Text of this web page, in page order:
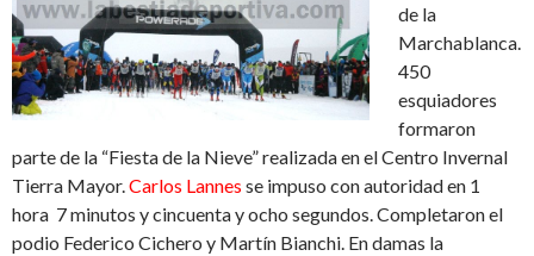
de la
Marchablanca.
450
esquiadores
formaron
parte de la “Fiesta de la Nieve” realizada en el Centro Invernal
Tierra Mayor.Carlos Lannes se impuso con autoridad en 1
hora 7 minutos y cincuenta y ocho segundos. Completaron el
podio Federico Cichero y Martín Bianchi. En damas la